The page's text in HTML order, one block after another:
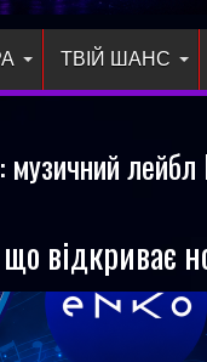
ТВІЙ ШАНС
музичний лейбл
відкриває